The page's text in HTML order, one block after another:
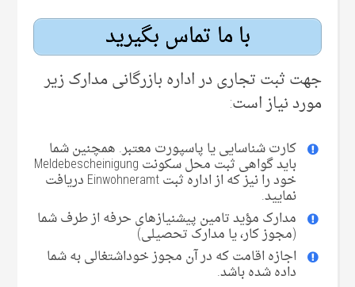
با ما تماس بگیرید
جهت ثبت تجاری در اداره بازرگانی مدارک زیر
مورد نیاز است:
کارت شناسایی یا پاسپورت معتبر. همچنین شما
باید گواهی ثبت محل سکونت Meldebescheinigung
خود را نیز که از اداره ثبت Einwohneramt دریافت
نمایید.
مدارک مؤید تامین پیشنیاز‌های حرفه از طرف شما
(مجوز کار، یا مدارک تحصیلی‌)
اجازه اقامت که در آن‌ مجوز خوداشتغالی به شما
داده شده باشد.